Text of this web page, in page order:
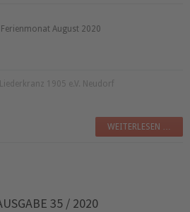
August 2020
1905 e.V. Neudorf
WEITERLESEN …
35 / 2020